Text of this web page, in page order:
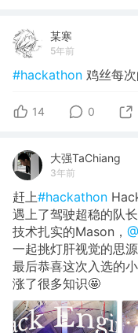
某寒
5年前
#hackathon 鸡丝每
14 0
大强TaChiang
3年前
赶上#hackathon
遇上了驾驶超稳的队长
技术扎实的Mason，
一起挑灯肝视觉的思
最后恭喜这次入选的
涨了很多知识🤩